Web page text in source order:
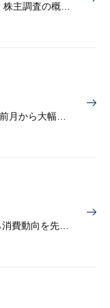
SRDⅡ（EU第二次株主権利指令）に基づく株主調査の概要と課題
個社データ・業界統計・JCB消費NOWから消費動向を先取り